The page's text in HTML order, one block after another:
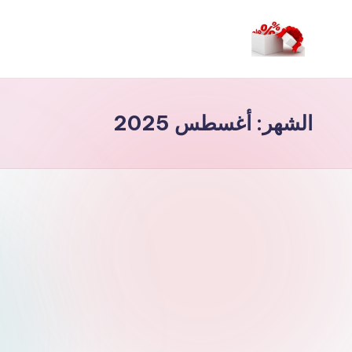
م
ر
حب
ا
الشهر: أغسطس 2025